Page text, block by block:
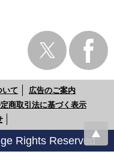
いて
広告のご案内
商取引法に基づく表示
Rights Reserved